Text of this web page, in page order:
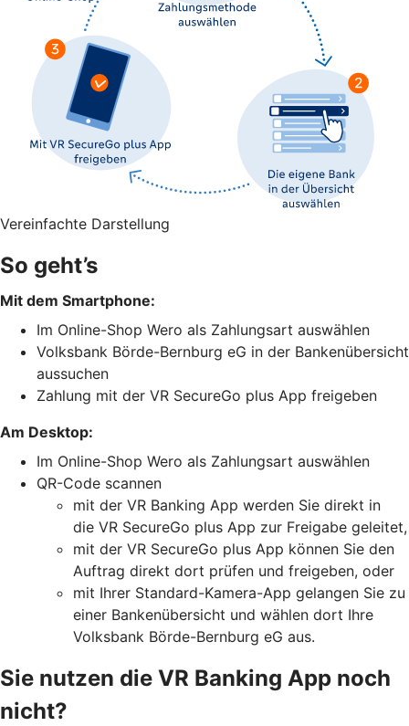
Vereinfachte Darstellung
So geht’s
Mit dem Smartphone:
Im Online-Shop Wero als Zahlungsart auswählen
Volksbank Börde-Bernburg eG in der Bankenübersicht
aussuchen
Zahlung mit der VR SecureGo plus App freigeben
Am Desktop:
Im Online-Shop Wero als Zahlungsart auswählen
QR-Code scannen
mit der VR Banking App werden Sie direkt in
die VR SecureGo plus App zur Freigabe geleitet,
mit der VR SecureGo plus App können Sie den
Auftrag direkt dort prüfen und freigeben, oder
mit Ihrer Standard-Kamera-App gelangen Sie zu
einer Bankenübersicht und wählen dort Ihre
Volksbank Börde-Bernburg eG aus.
Sie nutzen die VR Banking App noch
nicht?